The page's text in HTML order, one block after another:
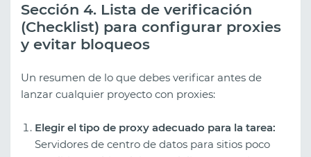
Sección 4. Lista de verificación
(Checklist) para configurar proxies
y evitar bloqueos
Un resumen de lo que debes verificar antes de
lanzar cualquier proyecto con proxies:
Elegir el tipo de proxy adecuado para la tarea:
Servidores de centro de datos para sitios poco